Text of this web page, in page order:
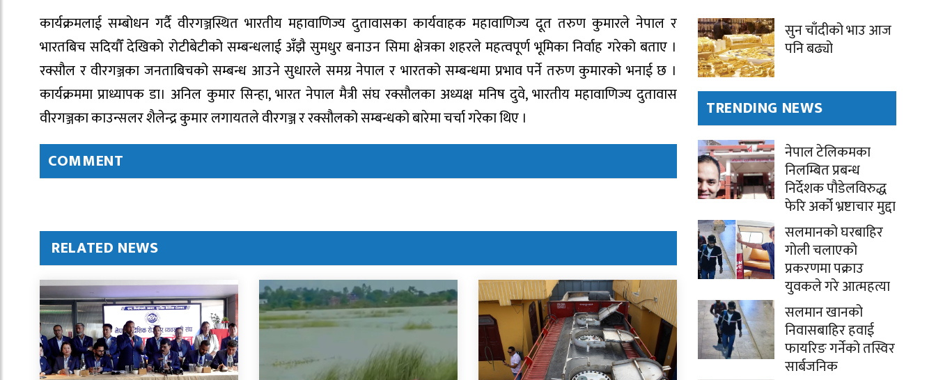
कार्यक्रमलाई सम्बोधन गर्दै वीरगञ्जस्थित भारतीय महावाणिज्य दुतावासका कार्यवाहक महावाणिज्य दूत तरुण कुमारले नेपाल र
भारतबिच सदियौँ देखिको रोटीबेटीको सम्बन्धलाई अँझै सुमधुर बनाउन सिमा क्षेत्रका शहरले महत्वपूर्ण भूमिका निर्वाह गरेको बताए ।
रक्सौल र वीरगञ्जका जनताबिचको सम्बन्ध आउने सुधारले समग्र नेपाल र भारतको सम्बन्धमा प्रभाव पर्ने तरुण कुमारको भनाई छ ।
कार्यक्रममा प्राध्यापक डा। अनिल कुमार सिन्हा, भारत नेपाल मैत्री संघ रक्सौलका अध्यक्ष मनिष दुवे, भारतीय महावाणिज्य दुतावास
वीरगञ्जका काउन्सलर शैलेन्द्र कुमार लगायतले वीरगञ्ज र रक्सौलको सम्बन्धको बारेमा चर्चा गरेका थिए ।
COMMENT
RELATED NEWS
सुन चाँदीको भाउ आज
पनि बढ्यो
TRENDING NEWS
नेपाल टेलिकमका
निलम्बित प्रबन्ध
निर्देशक पौडेलविरुद्ध
फेरि अर्को भ्रष्टाचार मुद्दा
सलमानको घरबाहिर
गोली चलाएको
प्रकरणमा पक्राउ
युवकले गरे आत्महत्या
सलमान खानको
निवासबाहिर हवाई
फायरिङ गर्नेको तस्विर
सार्बजनिक